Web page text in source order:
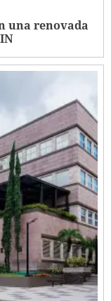
una renovada